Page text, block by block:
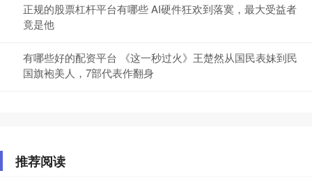
正规的股票杠杆平台有哪些 AI硬件狂欢到落寞，最大受益者
竟是他
有哪些好的配资平台 《这一秒过火》王楚然从国民表妹到民
国旗袍美人，7部代表作翻身
推荐阅读